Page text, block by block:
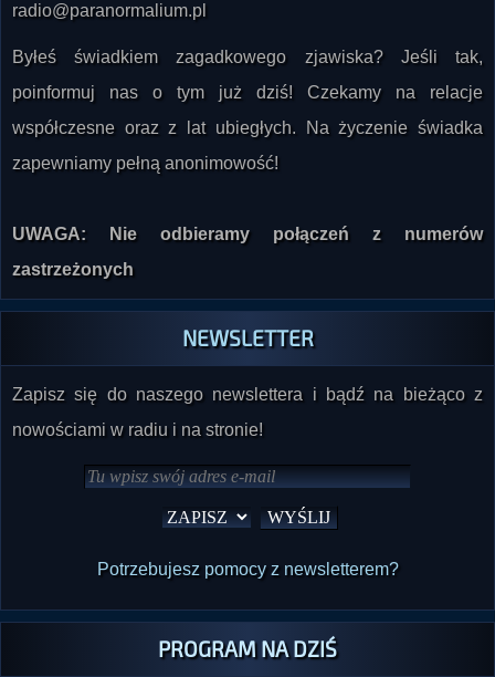
radio@paranormalium.pl
Byłeś świadkiem zagadkowego zjawiska? Jeśli tak,
poinformuj nas o tym już dziś! Czekamy na relacje
współczesne oraz z lat ubiegłych. Na życzenie świadka
zapewniamy pełną anonimowość!
UWAGA: Nie odbieramy połączeń z numerów
zastrzeżonych
NEWSLETTER
Zapisz się do naszego newslettera i bądź na bieżąco z
nowościami w radiu i na stronie!
Potrzebujesz pomocy z newsletterem?
PROGRAM NA DZIŚ